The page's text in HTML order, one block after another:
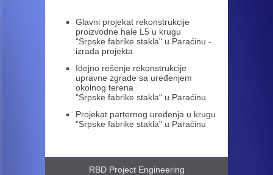
Glavni projekat rekonstrukcije
proizvodne hale L5 u krugu
"Srpske fabrike stakla" u Paraćinu -
izrada projekta
Idejno rešenje rekonstrukcije
upravne zgrade sa uređenjem
okolnog terena
"Srpske fabrike stakla" u Paraćinu
Projekat parternog uređenja u krugu
"Srpske fabrike stakla" u Paraćinu
RBD Project Engineering